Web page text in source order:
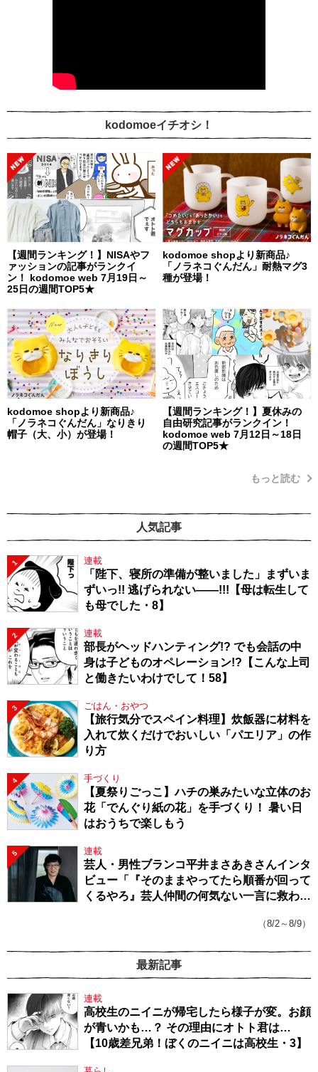
kodomoeイチオシ！
【週間ランキング！】NISAやフ
ァッションの記事がランクイ
ン！ kodomoe web 7月19日～
25日の週間TOP5★
kodomoe shopより新商品♪
「ノラネコぐんだん」耐熱マグ3
種が登場！
kodomoe shopより新商品♪
「ノラネコぐんだん」なりきり
帽子（大、小）が登場！
【週間ランキング！】夏休みの
自由研究記事がランクイン！
kodomoe web 7月12日～18日
の週間TOP5★
もっと読む
人気記事
1 連載
「陛下、寝所の準備が整いました」まずいま
ずいっ!! 逃げられない――!!!【母は転生して
も母でした・8】
2 連載
部長がヘッドハンティング!? でも会話の中
身は子どものオペレーション!?【こんな上司
と働きたいわけでして！58】
3 ごはん・おやつ
【旅行気分でスペイン料理】炊飯器に材料を
入れて炊くだけでおいしい「パエリア」の作
り方
4 手づくり
【夏祭りごっこ】ハチの巣みたいな立体のお
花「でんぐり紙の花」を手づくり！ 暑い日
はおうちで楽しもう
5 連載
芸人・男性ブランコ平井まさあきさんインタ
ビュー「『そのままやってたら順番が回って
くるやろ』芸人仲間の何気ない一言に救われ
（8/2～8/9）
最新記事
連載
高校生のニイニが帰宅したら様子が変。お顔
が青いかも…？ その理由にオトト君は…
【10歳差兄弟！ぼくのニイニは高校生・3】